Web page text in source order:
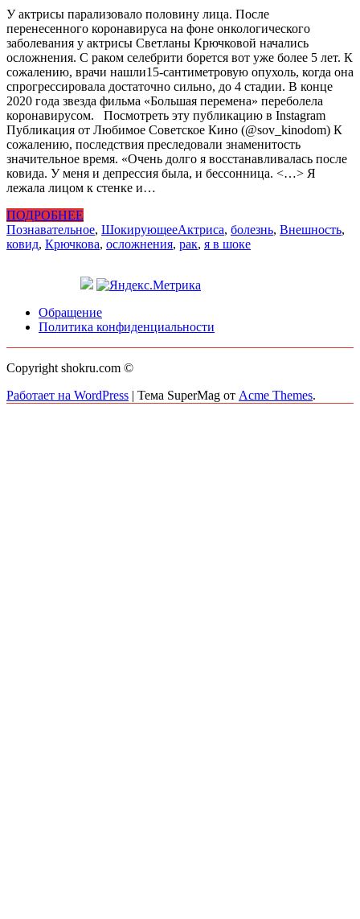
У актрисы парализовало половину лица. После
перенесенного коронавируса на фоне онкологического
заболевания у актрисы Светланы Крючковой начались
осложнения. С раком селебрити борется вот уже более 5 лет. К
сожалению, врачи нашли15-сантиметровую опухоль, когда она
спрогрессировала достаточно сильно, до 4 стадии. В конце
2020 года звезда фильма «Большая перемена» переболела
коронавирусом. Посмотреть эту публикацию в Instagram
Публикация от Любимое Советское Кино (@sov_kinodom) К
сожалению, последствия преследовали знаменитость
значительное время. «Очень долго я восстанавливалась после
ковида. У меня и депрессия была, и бессонница. <…> Я
лежала лицом к стенке и…
ПОДРОБНЕЕ
Познавательное, ШокирующееАктриса, болезнь, Внешность,
ковид, Крючкова, осложнения, рак, я в шоке
Обращение
Политика конфиденциальности
Copyright shokru.com ©
Работает на WordPress | Тема SuperMag от Acme Themes.